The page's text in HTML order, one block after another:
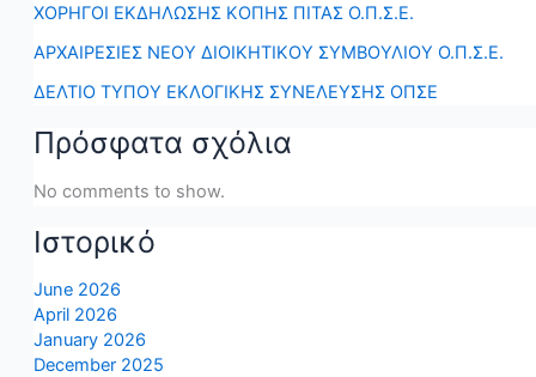
ΧΟΡΗΓΟΙ ΕΚΔΗΛΩΣΗΣ ΚΟΠΗΣ ΠΙΤΑΣ Ο.Π.Σ.Ε.
ΑΡΧΑΙΡΕΣΙΕΣ ΝΕΟΥ ΔΙΟΙΚΗΤΙΚΟΥ ΣΥΜΒΟΥΛΙΟΥ Ο.Π.Σ.Ε.
ΔΕΛΤΙΟ ΤΥΠΟΥ ΕΚΛΟΓΙΚΗΣ ΣΥΝΕΛΕΥΣΗΣ ΟΠΣΕ
Πρόσφατα σχόλια
No comments to show.
Ιστορικό
June 2026
April 2026
January 2026
December 2025